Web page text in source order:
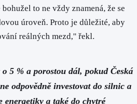
to ne vždy znamená, že se
úroveň. Proto je důležité, aby
reálných mezd," řekl.
5 % a porostou dál, pokud Česká
odpovědně investovat do silnic a
energetiky a také do chytré